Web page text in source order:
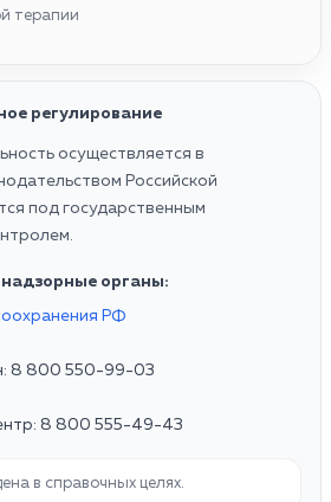
терапии
регулирование
осуществляется в
Российской
под государственным
органы:
РФ
8 800 550-99-03
8 800 555-49-43
в справочных целях.